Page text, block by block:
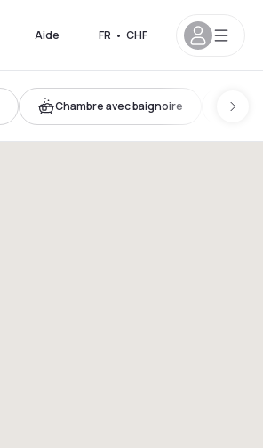
Aide FR • CHF
Chambre avec baignoire